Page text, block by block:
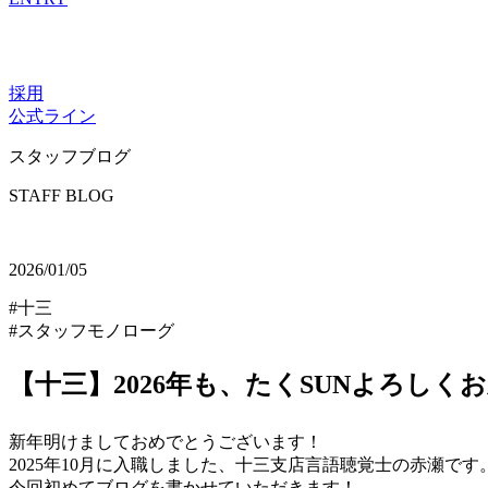
採用
公式ライン
スタッフブログ
STAFF BLOG
2026/01/05
#十三
#スタッフモノローグ
【十三】2026年も、たくSUNよろしく
新年明けましておめでとうございます！
2025年10月に入職しました、十三支店言語聴覚士の赤瀬です。